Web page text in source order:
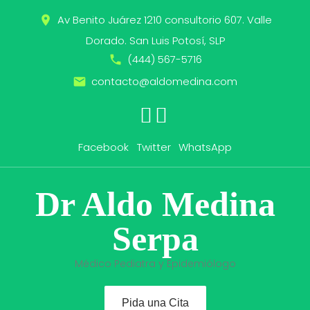
place Av Benito Juárez 1210 consultorio 607. Valle
Dorado. San Luis Potosí, SLP
call (444) 567-5716
email contacto@aldomedina.com
Facebook Twitter WhatsApp
Dr Aldo Medina
Serpa
Médico Pediatra y Epidemiólogo
Pida una Cita